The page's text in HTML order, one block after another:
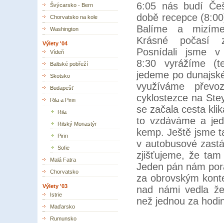
Švýcarsko - Bern
Chorvatsko na kole
Washington
Výlety '04
Vídeň
Baltské pobřeží
Skotsko
Budapešť
Rila a Pirin
Rila
Rilský Monastýr
Pirin
Sofie
Malá Fatra
Chorvatsko
Výlety '03
Istrie
Maďarsko
Rumunsko
6:05 nás budí
době recepce
Balíme a
Krásné počasí
Posnídali jsme v
8:30 vyrážíme
jedeme po
využíváme
cyklostezce na
se začala cesta
to vzdáváme a
kemp. Ještě jsme
v autobusové
zjišťujeme, že
Jeden pán nám
za obrovským
nad námi vedla
než jednou za